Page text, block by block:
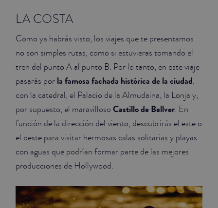
LA COSTA
Como ya habrás visto, los viajes que te presentamos
no son simples rutas, como si estuvieras tomando el
tren del punto A al punto B. Por lo tanto, en este viaje
pasarás por la famosa fachada histórica de la ciudad,
con la catedral, el Palacio de la Almudaina, la Lonja y,
por supuesto, el maravilloso Castillo de Bellver. En
función de la dirección del viento, descubrirás el este o
el oeste para visitar hermosas calas solitarias y playas
con aguas que podrían formar parte de las mejores
producciones de Hollywood.